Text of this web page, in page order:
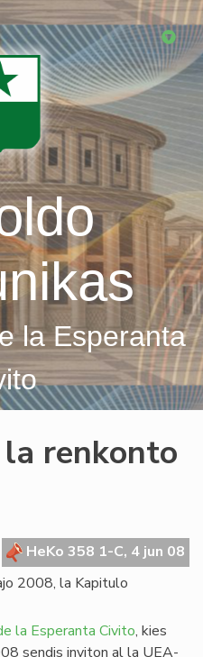
la Esperanta
renkonto
HeKo 358 1-C, 4 jun 08
2008, la Kapitulo
la Esperanta Civito, kies
sendis inviton al la UEA-